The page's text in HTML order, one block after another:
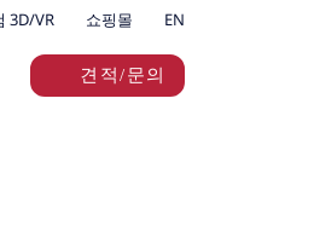
3D/VR 쇼핑몰 EN
견적/문의